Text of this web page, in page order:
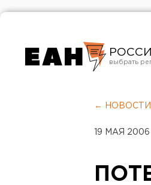
← НОВОСТИ
19 МАЯ 2006